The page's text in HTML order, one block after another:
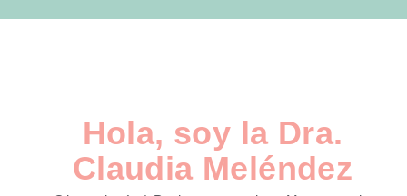
Hola, soy la Dra.
Claudia Meléndez